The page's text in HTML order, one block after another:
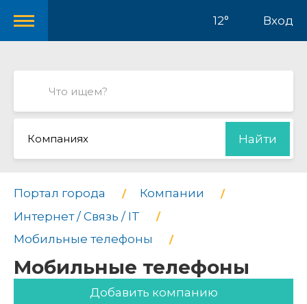
12° Вход
Компаниях Найти
Портал города
Компании
Интернет / Связь / IT
Мобильные телефоны
Мобильные телефоны
Добавить компанию